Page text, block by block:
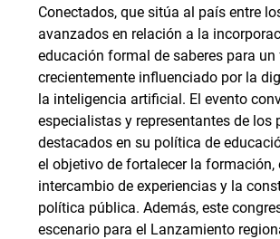
Conectados, que sitúa al país entre
avanzados en relación a la
educación formal de saberes para
crecientemente influenciado por la
la inteligencia artificial. El evento
especialistas y representantes de los
destacados en su política de
el objetivo de fortalecer la formación,
intercambio de experiencias y la
política pública. Además, este
escenario para el Lanzamiento